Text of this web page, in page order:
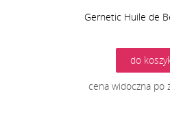
Gernetic Huile de
do
cena widoczna po